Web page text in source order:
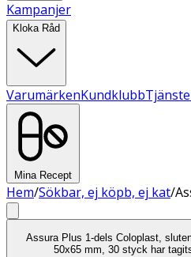
Kampanjer
Kloka Råd
VarumärkenKundklubb
Mina Recept
Hem/Sökbar, ej köpb, ej kat/
Assura Plus 1-dels Coloplast,
50x65 mm, 30 styck har